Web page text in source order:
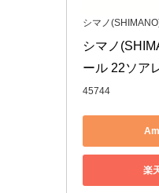
シマノ
シマノ
ール 22ソア
45744
楽